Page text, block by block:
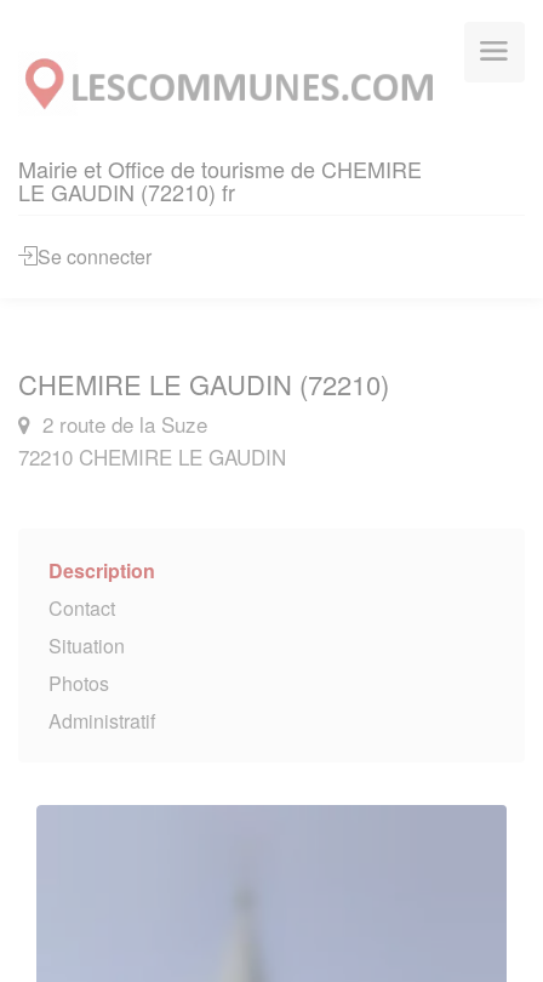
Mairie et Office de tourisme de CHEMIRE
LE GAUDIN (72210) fr
Se connecter
CHEMIRE LE GAUDIN (72210)
2 route de la Suze
72210 CHEMIRE LE GAUDIN
Description
Contact
Situation
Photos
Administratif